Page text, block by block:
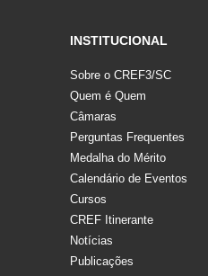
INSTITUCIONAL
Sobre o CREF3/SC
Quem é Quem
Câmaras
Perguntas Frequentes
Medalha do Mérito
Calendário de Eventos
Cursos
CREF Itinerante
Notícias
Publicações